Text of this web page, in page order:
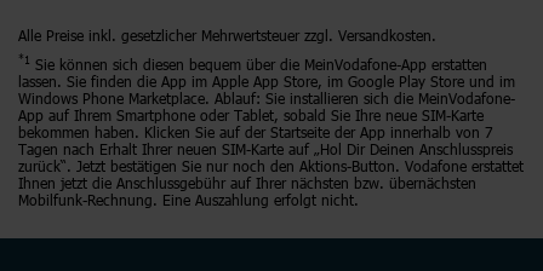
Alle Preise inkl. gesetzlicher Mehrwertsteuer zzgl. Versandkosten.
*1 Sie können sich diesen bequem über die MeinVodafone-App erstatten
lassen. Sie finden die App im Apple App Store, im Google Play Store und im
Windows Phone Marketplace. Ablauf: Sie installieren sich die MeinVodafone-
App auf Ihrem Smartphone oder Tablet, sobald Sie Ihre neue SIM-Karte
bekommen haben. Klicken Sie auf der Startseite der App innerhalb von 7
Tagen nach Erhalt Ihrer neuen SIM-Karte auf „Hol Dir Deinen Anschlusspreis
zurück“. Jetzt bestätigen Sie nur noch den Aktions-Button. Vodafone erstattet
Ihnen jetzt die Anschlussgebühr auf Ihrer nächsten bzw. übernächsten
Mobilfunk-Rechnung. Eine Auszahlung erfolgt nicht.